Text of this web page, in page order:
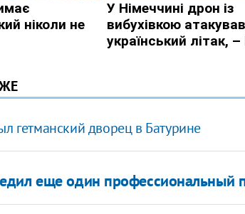
гетманский дворец в Батурине
еще один профессиональный